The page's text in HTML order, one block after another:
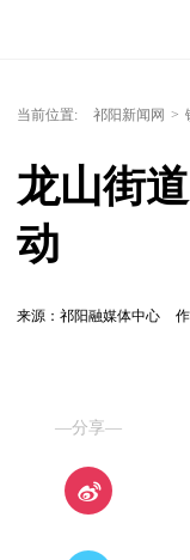
当前位置: 祁阳新闻网 >
龙山街
动
来源：祁阳融媒体中心
—分享—